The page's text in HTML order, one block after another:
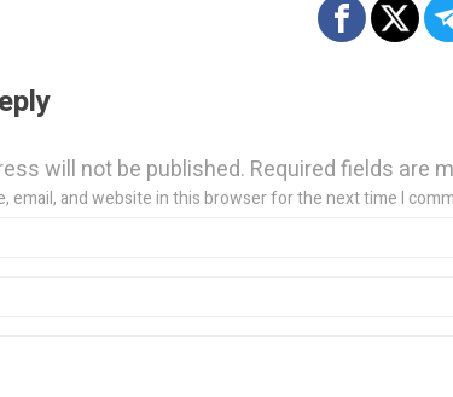
will not be published. Required fields are
email, and website in this browser for the next time I